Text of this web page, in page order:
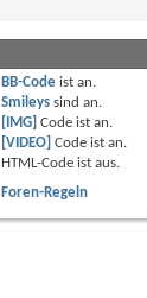
BB-Code istan.
Smileys sindan.
[IMG] Code istan.
[VIDEO] Code istan.
HTML-Code istaus.
Foren-Regeln